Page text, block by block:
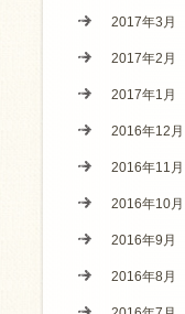
2017年3月
2017年2月
2017年1月
2016年12月
2016年11月
2016年10月
2016年9月
2016年8月